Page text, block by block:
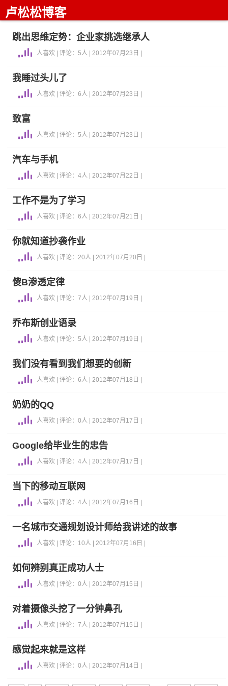
卢松松博客
跳出思维定势：企业家挑选继承人
人喜欢 | 评论：5人 | 2012年07月23日 |
我睡过头儿了
人喜欢 | 评论：6人 | 2012年07月23日 |
致富
人喜欢 | 评论：5人 | 2012年07月23日 |
汽车与手机
人喜欢 | 评论：4人 | 2012年07月22日 |
工作不是为了学习
人喜欢 | 评论：6人 | 2012年07月21日 |
你就知道抄袭作业
人喜欢 | 评论：20人 | 2012年07月20日 |
傻B渗透定律
人喜欢 | 评论：7人 | 2012年07月19日 |
乔布斯创业语录
人喜欢 | 评论：5人 | 2012年07月19日 |
我们没有看到我们想要的创新
人喜欢 | 评论：6人 | 2012年07月18日 |
奶奶的QQ
人喜欢 | 评论：0人 | 2012年07月17日 |
Google给毕业生的忠告
人喜欢 | 评论：4人 | 2012年07月17日 |
当下的移动互联网
人喜欢 | 评论：4人 | 2012年07月16日 |
一名城市交通规划设计师给我讲述的故事
人喜欢 | 评论：10人 | 2012年07月16日 |
如何辨别真正成功人士
人喜欢 | 评论：0人 | 2012年07月15日 |
对着摄像头挖了一分钟鼻孔
人喜欢 | 评论：7人 | 2012年07月15日 |
感觉起来就是这样
人喜欢 | 评论：0人 | 2012年07月14日 |